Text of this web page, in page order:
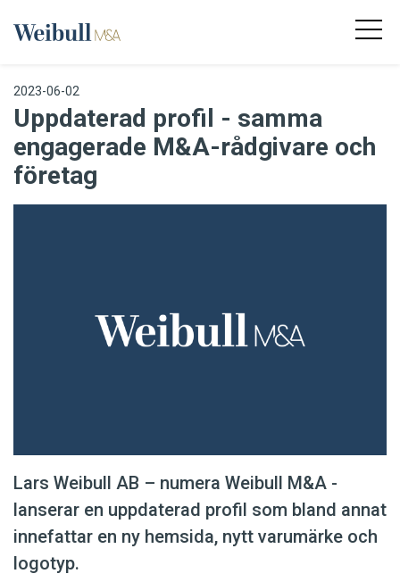
2023-06-02
Uppdaterad profil - samma
engagerade M&A-rådgivare och
företag
Lars Weibull AB – numera Weibull M&A -
lanserar en uppdaterad profil som bland annat
innefattar en ny hemsida, nytt varumärke och
logotyp.